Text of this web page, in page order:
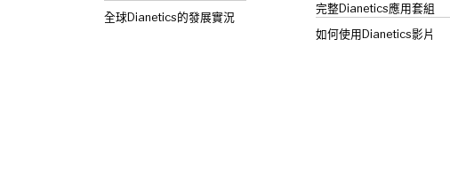
全球Dianetics的發展實況
完整Dianetics應用套組
如何使用Dianetics影片